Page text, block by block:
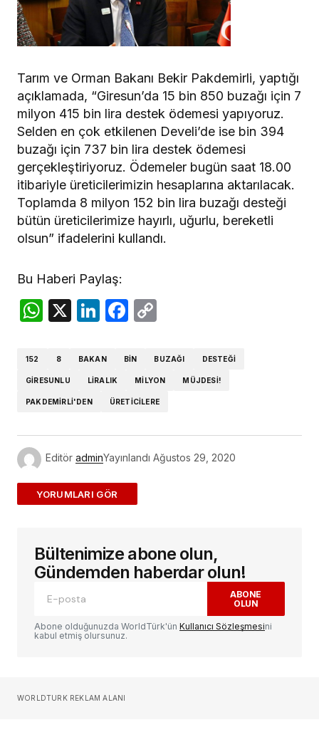
Sizin adınız*
E-postanız*
Daha sonraki yorumlarımda kullanılması için
adım, e-posta adresim ve site adresim bu
tarayıcıya kaydedilsin.
Tarım ve Orman Bakanı Bekir Pakdemirli, yaptığı
açıklamada, “Giresun’da 15 bin 850 buzağı için 7
milyon 415 bin lira destek ödemesi yapıyoruz.
Selden en çok etkilenen Develi’de ise bin 394
buzağı için 737 bin lira destek ödemesi
gerçekleştiriyoruz. Ödemeler bugün saat 18.00
itibariyle üreticilerimizin hesaplarına aktarılacak.
Toplamda 8 milyon 152 bin lira buzağı desteği
bütün üreticilerimize hayırlı, uğurlu, bereketli
olsun” ifadelerini kullandı.
Bu Haberi Paylaş:
WhatsApp
X LinkedIn
Facebook
152 8 BAKAN BIN BUZAĞI DESTEĞI
GIRESUNLU LIRALIK MILYON MÜJDESI!
PAKDEMIRLI'DEN ÜRETICILERE
Editör adminYayınlandı Ağustos 29, 2020
ADD A COMMENT
E-posta adresiniz yayınlanmayacak.
alanlar*ile işaretlenmişlerdir
Yorum
Sizin adınız*
Bültenimize abone olun,
Gündemden haberdar olun!
ABONE
OLUN
Abone olduğunuzda WorldTürk'ün Kullanıcı Sözleşmesini
kabul etmiş olursunuz.
WORLDTURK REKLAM ALANI